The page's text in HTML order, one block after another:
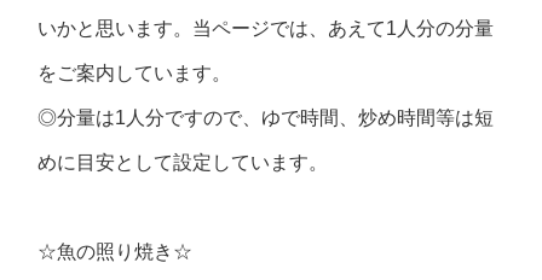
いかと思います。当ページでは、あえて1人分の分量
をご案内しています。
◎分量は1人分ですので、ゆで時間、炒め時間等は短
めに目安として設定しています。
☆魚の照り焼き☆